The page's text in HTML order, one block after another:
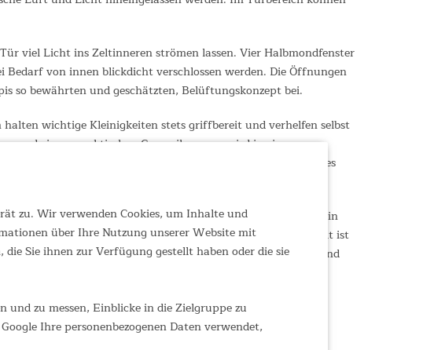
viel Licht ins Zeltinneren strömen lassen. Vier Halbmondfenster
von innen blickdicht verschlossen werden. Die Öffnungen
so bewährten und geschätzten, Belüftungskonzept bei.
wichtige Kleinigkeiten stets griffbereit und verhelfen selbst
und einem praktischen Gummihammer wird in einer
den Transport und die staubfreie Aufbewahrung des
übt es immer noch eine ungemeine Faszination aus. Wie kein
bei dieser gelungenen Hybridkonstruktion aus Tipi und Zelt ist
erhältlich, um bei Bedarf die Privatsphäre zu erhöhen und
Protect von seinen historischen Vorfahren: darin Feuer
zu. Wir verwenden Cookies, um Inhalte und
über Ihre Nutzung unserer Website mit
Sie ihnen zur Verfügung gestellt haben oder die sie
und zu messen, Einblicke in die Zielgruppe zu
Ihre personenbezogenen Daten verwendet,